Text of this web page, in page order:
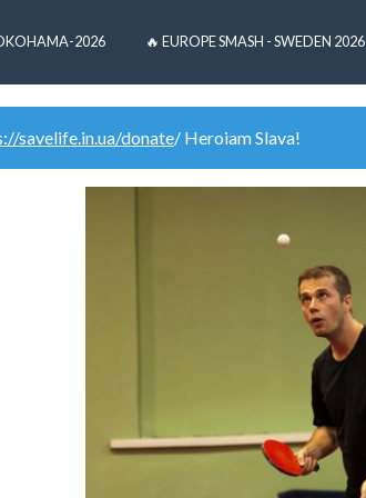
2026 🔥 EUROPE SMASH - SWEDEN 2026
savelife.in.ua/donate/ Heroiam Slava!